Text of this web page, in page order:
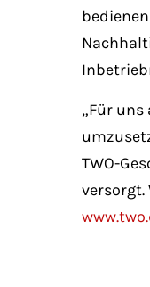
„Für
TWO-
versorgt.